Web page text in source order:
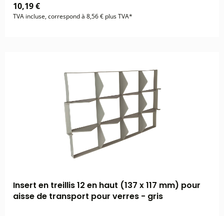
10,19 €
TVA incluse, correspond à 8,56 € plus TVA*
Insert en treillis 12 en haut (137 x 117 mm) pour
aisse de transport pour verres - gris